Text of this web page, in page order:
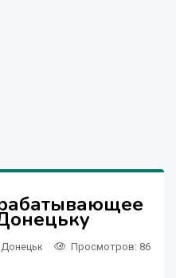
Донецьк Просмотров: 86